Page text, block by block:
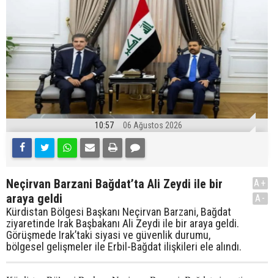
10:57 06 Ağustos 2026
Neçirvan Barzani Bağdat’ta Ali Zeydi ile bir
araya geldi
Kürdistan Bölgesi Başkanı Neçirvan Barzani, Bağdat
ziyaretinde Irak Başbakanı Ali Zeydi ile bir araya geldi.
Görüşmede Irak’taki siyasi ve güvenlik durumu,
bölgesel gelişmeler ile Erbil-Bağdat ilişkileri ele alındı.
A+
A-